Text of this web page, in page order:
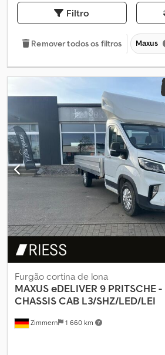
Filtro
Remover todos os filtros Maxus
Zimmern 1 660 km
Furgão cortina de lona
MAXUSeDELIVER 9 PRITSCHE -
CHASSIS CAB L3/SHZ/LED/LEI